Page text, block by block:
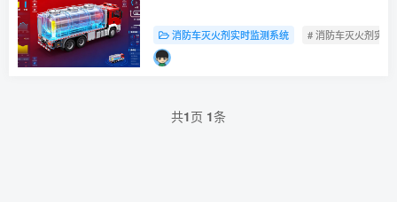
消防车灭火剂实时监测系统 # 消防车灭火剂实时
共1页 1条